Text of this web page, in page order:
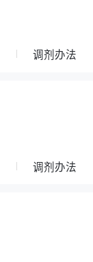
调剂办法
调剂办法